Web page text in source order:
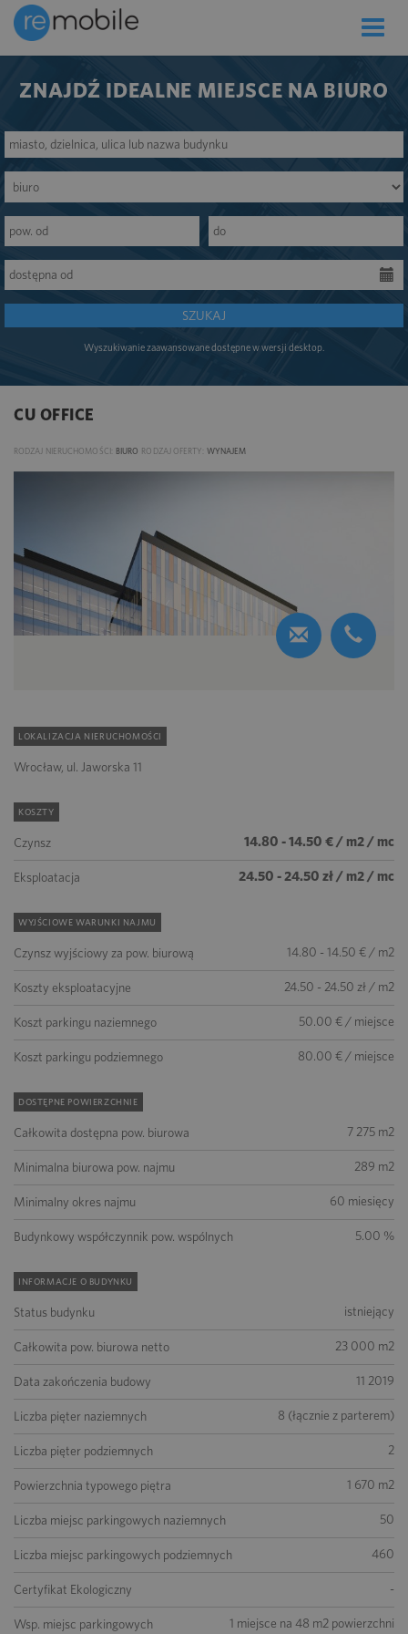
Toggle
ZNAJDŹ IDEALNE MIEJSCE NA BIURO
SZUKAJ
Wyszukiwanie zaawansowane dostępne w wersji desktop.
CU OFFICE
RODZAJ NIERUCHOMOŚCI: BIURO RODZAJ OFERTY: WYNAJEM
LOKALIZACJA NIERUCHOMOŚCI
Wrocław, ul. Jaworska 11
KOSZTY
Czynsz 14.80 - 14.50 € / m2 / mc
Eksploatacja 24.50 - 24.50 zł / m2 / mc
WYJŚCIOWE WARUNKI NAJMU
Czynsz wyjściowy za pow. biurową 14.80 - 14.50 € / m2
Koszty eksploatacyjne 24.50 - 24.50 zł / m2
Koszt parkingu naziemnego 50.00 € / miejsce
Koszt parkingu podziemnego 80.00 € / miejsce
DOSTĘPNE POWIERZCHNIE
Całkowita dostępna pow. biurowa 7 275 m2
Minimalna biurowa pow. najmu 289 m2
Minimalny okres najmu 60 miesięcy
Budynkowy współczynnik pow. wspólnych 5.00 %
INFORMACJE O BUDYNKU
Status budynku istniejący
Całkowita pow. biurowa netto 23 000 m2
Data zakończenia budowy 11 2019
Liczba pięter naziemnych 8 (łącznie z parterem)
Liczba pięter podziemnych 2
Powierzchnia typowego piętra 1 670 m2
Liczba miejsc parkingowych naziemnych 50
Liczba miejsc parkingowych podziemnych 460
Certyfikat Ekologiczny -
Wsp. miejsc parkingowych 1 miejsce na 48 m2 powierzchni